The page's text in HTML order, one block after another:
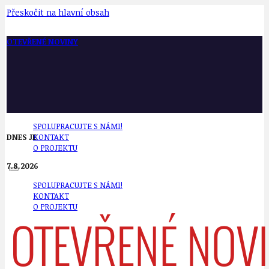
Přeskočit na hlavní obsah
OTEVŘENÉ NOVINY
SPOLUPRACUJTE S NÁMI!
KONTAKT
O PROJEKTU
SPOLUPRACUJTE S NÁMI!
KONTAKT
O PROJEKTU
DNES JE
7.8.2026